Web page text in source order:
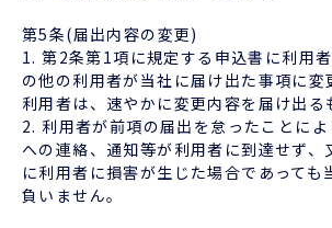
第5条(届出内容の変更)
1. 第2条第1項に規定する申込書に利用
の他の利用者が当社に届け出た事項に変
利用者は、速やかに変更内容を届け出る
2. 利用者が前項の届出を怠ったことに
への連絡、通知等が利用者に到達せず、
に利用者に損害が生じた場合であっても
負いません。